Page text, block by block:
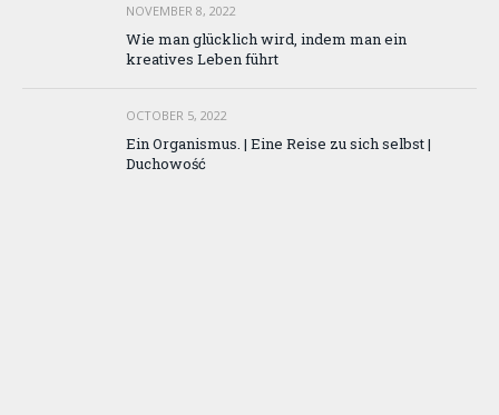
NOVEMBER 8, 2022
Wie man glücklich wird, indem man ein
kreatives Leben führt
OCTOBER 5, 2022
Ein Organismus. | Eine Reise zu sich selbst |
Duchowość